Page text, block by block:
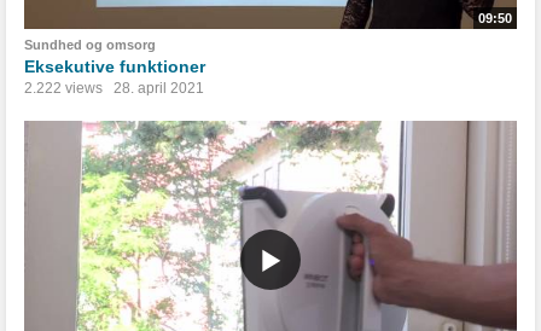
09:50
Sundhed og omsorg
Eksekutive funktioner
2.222 views 28. april 2021